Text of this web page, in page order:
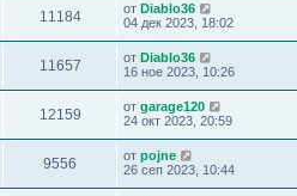
11184 от Diablo36
04 дек 2023, 18:02
11657 от Diablo36
16 ное 2023, 10:26
12159 от garage120
24 окт 2023, 20:59
9556 от pojne
26 сеп 2023, 10:44